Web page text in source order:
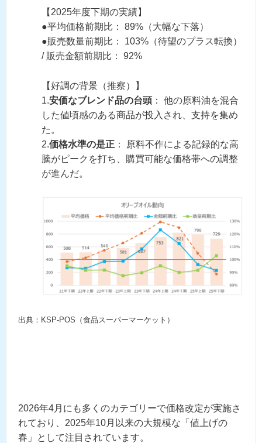
【2025年度下期の実績】
●平均価格前期比： 89%（大幅な下落）
●販売数量前期比： 103%（待望のプラス転換）
/ 販売金額前期比： 92%
【好調の背景（推察）】
1.安価なブレンド品の台頭 ： 他の原料油を混合
した値頃感のある商品が投入され、支持を集め
た。
2.価格水準の是正 ： 原料不作による記録的な高
騰がピークを打ち、購買可能な価格帯への調整
が進んだ。
出典：KSP-POS（食品スーパーマーケット）
2026年4月にも多くのカテゴリーで価格改定が実施さ
れており、2025年10月以来の大規模な「値上げの
春」として注目されています。